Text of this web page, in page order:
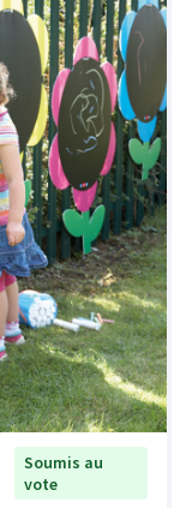
Soumis au
vote